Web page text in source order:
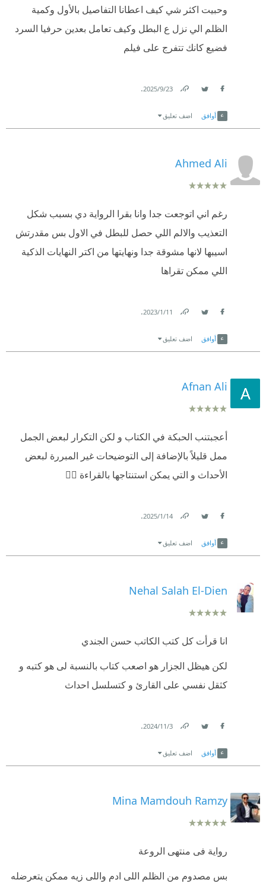
وحبيت اكثر شي كيف اعطانا التفاصيل بالأول وكمية
الظلم الي نزل ع البطل وكيف تعامل بعدين حرفيا السرد
فضيع كانك تتفرج على فيلم
23‏/9‏/2025
.
أوافق اضف تعليق
Ahmed Ali
رغم اني اتوجعت جدا وانا بقرا الرواية دي بسبب شكل
التعذيب والالم اللي حصل للبطل في الاول بس مقدرتش
اسيبها لانها مشوقة جدا ونهايتها من اكتر النهايات الذكية
اللي ممكن تقراها
11‏/1‏/2023
.
أوافق اضف تعليق
Afnan Ali
أعجبتنب الحبكة في الكتاب و لكن التكرار لبعض الجمل
ممل قليلاً بالإضافة إلى التوضيحات غير المبررة لبعض
الأحداث و التي يمكن استنتاجها بالقراءة 👍🏻
14‏/1‏/2025
.
أوافق اضف تعليق
Nehal Salah El-Dien
انا قرأت كل كتب الكاتب حسن الجندي
لكن هيظل الجزار هو اصعب كتاب بالنسبة لى هو كتبه و
كثقل نفسي على القارئ و كتسلسل احداث
3‏/11‏/2024
.
أوافق اضف تعليق
Mina Mamdouh Ramzy
رواية فى منتهى الروعة
بس مصدوم من الظلم اللى ادم واللى زيه ممكن يتعرضله